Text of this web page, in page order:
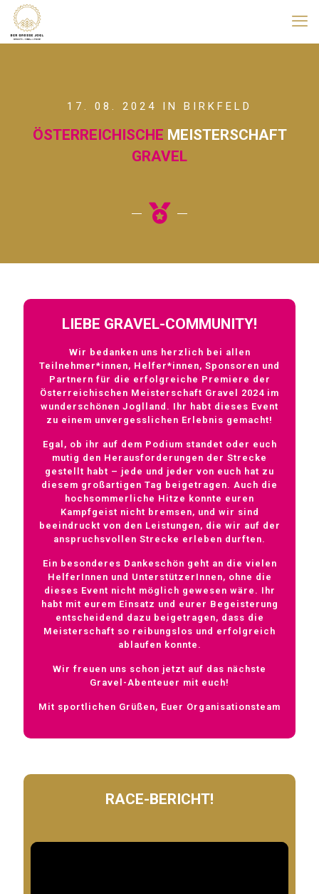
17. 08. 2024 IN BIRKFELD
ÖSTERREICHISCHE MEISTERSCHAFT
GRAVEL
LIEBE GRAVEL-COMMUNITY!
Wir bedanken uns herzlich bei allen
Teilnehmer*innen, Helfer*innen, Sponsoren und
Partnern für die erfolgreiche Premiere der
Österreichischen Meisterschaft Gravel 2024 im
wunderschönen Joglland. Ihr habt dieses Event
zu einem unvergesslichen Erlebnis gemacht!
Egal, ob ihr auf dem Podium standet oder euch
mutig den Herausforderungen der Strecke
gestellt habt – jede und jeder von euch hat zu
diesem großartigen Tag beigetragen. Auch die
hochsommerliche Hitze konnte euren
Kampfgeist nicht bremsen, und wir sind
beeindruckt von den Leistungen, die wir auf der
anspruchsvollen Strecke erleben durften.
Ein besonderes Dankeschön geht an die vielen
HelferInnen und UnterstützerInnen, ohne die
dieses Event nicht möglich gewesen wäre. Ihr
habt mit eurem Einsatz und eurer Begeisterung
entscheidend dazu beigetragen, dass die
Meisterschaft so reibungslos und erfolgreich
ablaufen konnte.
Wir freuen uns schon jetzt auf das nächste
Gravel-Abenteuer mit euch!
Mit sportlichen Grüßen, Euer Organisationsteam
RACE-BERICHT!